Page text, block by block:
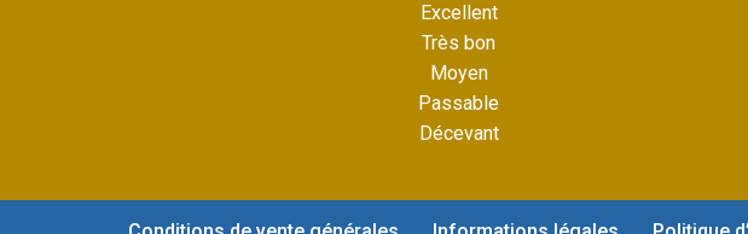
Excellent
Très bon
Moyen
Passable
Décevant